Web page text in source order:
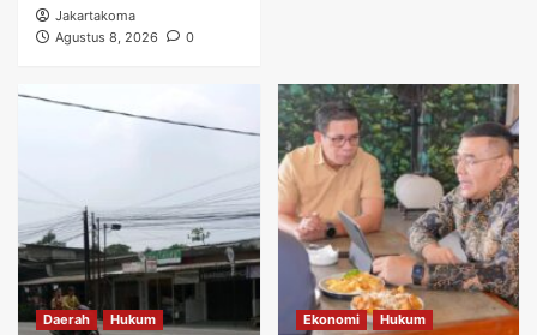
Jakartakoma
Agustus 8, 2026
0
Daerah Hukum Ekonomi Hukum